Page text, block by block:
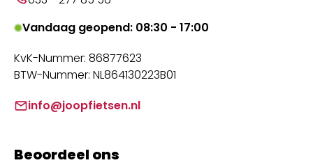
Vandaag geopend: 08:30 - 17:00
KvK-Nummer: 86877623
BTW-Nummer: NL864130223B01
info@joopfietsen.nl
Beoordeel ons